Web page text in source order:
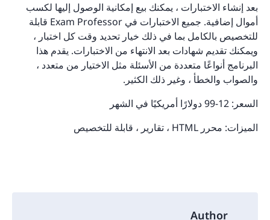
بعد إنشاء الاختبارات ، يمكنك بيع إمكانية الوصول إليها لكسب
أموال إضافية. جميع الاختبارات في Exam Professor قابلة
للتخصيص بالكامل بما في ذلك خيار تحديد وقت كل اختبار ،
ويمكنك تقديم شهادات بعد الانتهاء من الاختبارات. يقدم هذا
البرنامج أنواعًا متعددة من الأسئلة مثل الاختيار من متعدد ،
والصواب والخطأ ، وغير ذلك الكثير.
السعر: 12-99 دولارًا أمريكيًا في الشهر
الميزات: محرر HTML ، تقارير ، قابلة للتخصيص
Author